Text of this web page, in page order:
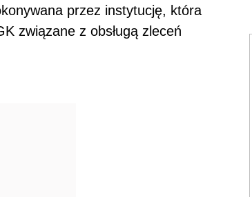
przez instytucję, która
związane z obsługą zleceń